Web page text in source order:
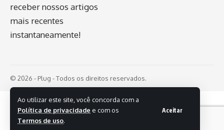
Ao utilizar este site, você concorda com a
Política de privacidade e com os
Termos de uso.
Aceitar
receber nossos artigos
mais recentes
instantaneamente!
© 2026 - Plug - Todos os direitos reservados.